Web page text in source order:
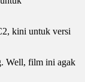
kini untuk versi
Well, film ini agak